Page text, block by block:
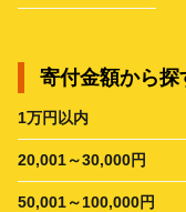
寄付金額から探
1万円以内
20,001～30,000円
50,001～100,000円